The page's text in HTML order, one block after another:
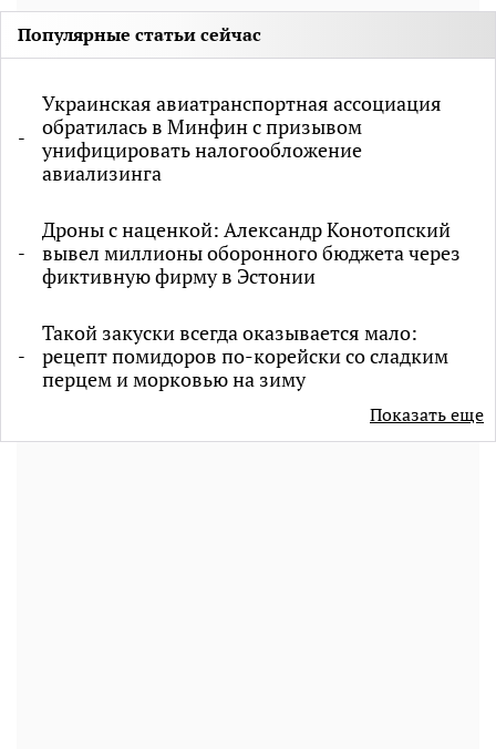
Популярные статьи сейчас
Украинская авиатранспортная ассоциация
обратилась в Минфин с призывом
унифицировать налогообложение
авиализинга
Дроны с наценкой: Александр Конотопский
вывел миллионы оборонного бюджета через
фиктивную фирму в Эстонии
Такой закуски всегда оказывается мало:
рецепт помидоров по-корейски со сладким
перцем и морковью на зиму
Показать еще